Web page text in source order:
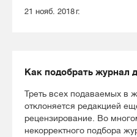
21 нояб. 2018 г.
Как подобрать журнал
Треть всех подаваемых в
отклоняется редакцией
рецензирование. Во
некорректного подбора